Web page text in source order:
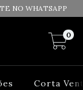
NO WHATSAPP
0
Corta